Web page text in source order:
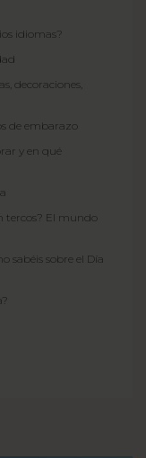
idiomas?
decoraciones,
de embarazo
y en qué
tercos? El mundo
sabéis sobre el Día